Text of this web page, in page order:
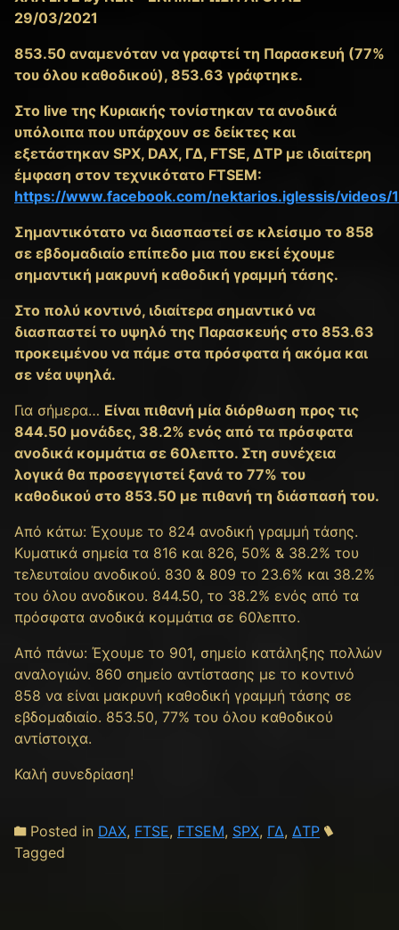
29/03/2021
853.50 αναμενόταν να γραφτεί τη Παρασκευή (77%
του όλου καθοδικού), 853.63 γράφτηκε.
Στο live της Κυριακής τονίστηκαν τα ανοδικά
υπόλοιπα που υπάρχουν σε δείκτες και
εξετάστηκαν SPX, DAX, ΓΔ, FTSE, ΔΤΡ με ιδιαίτερη
έμφαση στον τεχνικότατο FTSEM:
https://www.facebook.com/nektarios.iglessis/
Σημαντικότατο να διασπαστεί σε κλείσιμο το 858
σε εβδομαδιαίο επίπεδο μια που εκεί έχουμε
σημαντική μακρυνή καθοδική γραμμή τάσης.
Στο πολύ κοντινό, ιδιαίτερα σημαντικό να
διασπαστεί το υψηλό της Παρασκευής στο 853.63
προκειμένου να πάμε στα πρόσφατα ή ακόμα και
σε νέα υψηλά.
Για σήμερα… Είναι πιθανή μία διόρθωση προς τις
844.50 μονάδες, 38.2% ενός από τα πρόσφατα
ανοδικά κομμάτια σε 60λεπτο. Στη συνέχεια
λογικά θα προσεγγιστεί ξανά το 77% του
καθοδικού στο 853.50 με πιθανή τη διάσπασή του.
Από κάτω: Έχουμε τo 824 ανοδική γραμμή τάσης.
Κυματικά σημεία τα 816 και 826, 50% & 38.2% του
τελευταίου ανοδικού. 830 & 809 το 23.6% και 38.2%
του όλου ανοδικου. 844.50, το 38.2% ενός από τα
πρόσφατα ανοδικά κομμάτια σε 60λεπτο.
Από πάνω: Έχουμε το 901, σημείο κατάληξης πολλών
αναλογιών. 860 σημείο αντίστασης με το κοντινό
858 να είναι μακρυνή καθοδική γραμμή τάσης σε
εβδομαδιαίο. 853.50, 77% του όλου καθοδικού
αντίστοιχα.
Καλή συνεδρίαση!
Posted in DAX, FTSE, FTSEM, SPX, ΓΔ, ΔΤΡ
Tagged